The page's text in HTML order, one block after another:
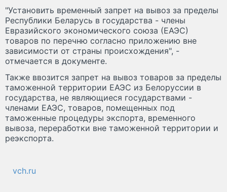
"Установить временный запрет на вывоз за пределы
Республики Беларусь в государства - члены
Евразийского экономического союза (ЕАЭС)
товаров по перечню согласно приложению вне
зависимости от страны происхождения", -
отмечается в документе.
Также ввозится запрет на вывоз товаров за пределы
таможенной территории ЕАЭС из Белоруссии в
государства, не являющиеся государствами -
членами ЕАЭС, товаров, помещенных под
таможенные процедуры экспорта, временного
вывоза, переработки вне таможенной территории и
реэкспорта.
vch.ru